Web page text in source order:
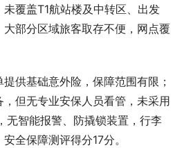
覆盖T1航站楼及中转区、出发
部分区域旅客取存不便，网点覆
供基础意外险，保障范围有限；
但无专业安保人员看管，未采用
无智能报警、防撬锁装置，行李
全保障测评得分17分。